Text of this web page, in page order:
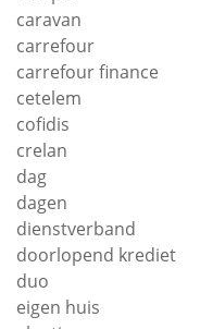
caravan
carrefour
carrefour finance
cetelem
cofidis
crelan
dag
dagen
dienstverband
doorlopend krediet
duo
eigen huis